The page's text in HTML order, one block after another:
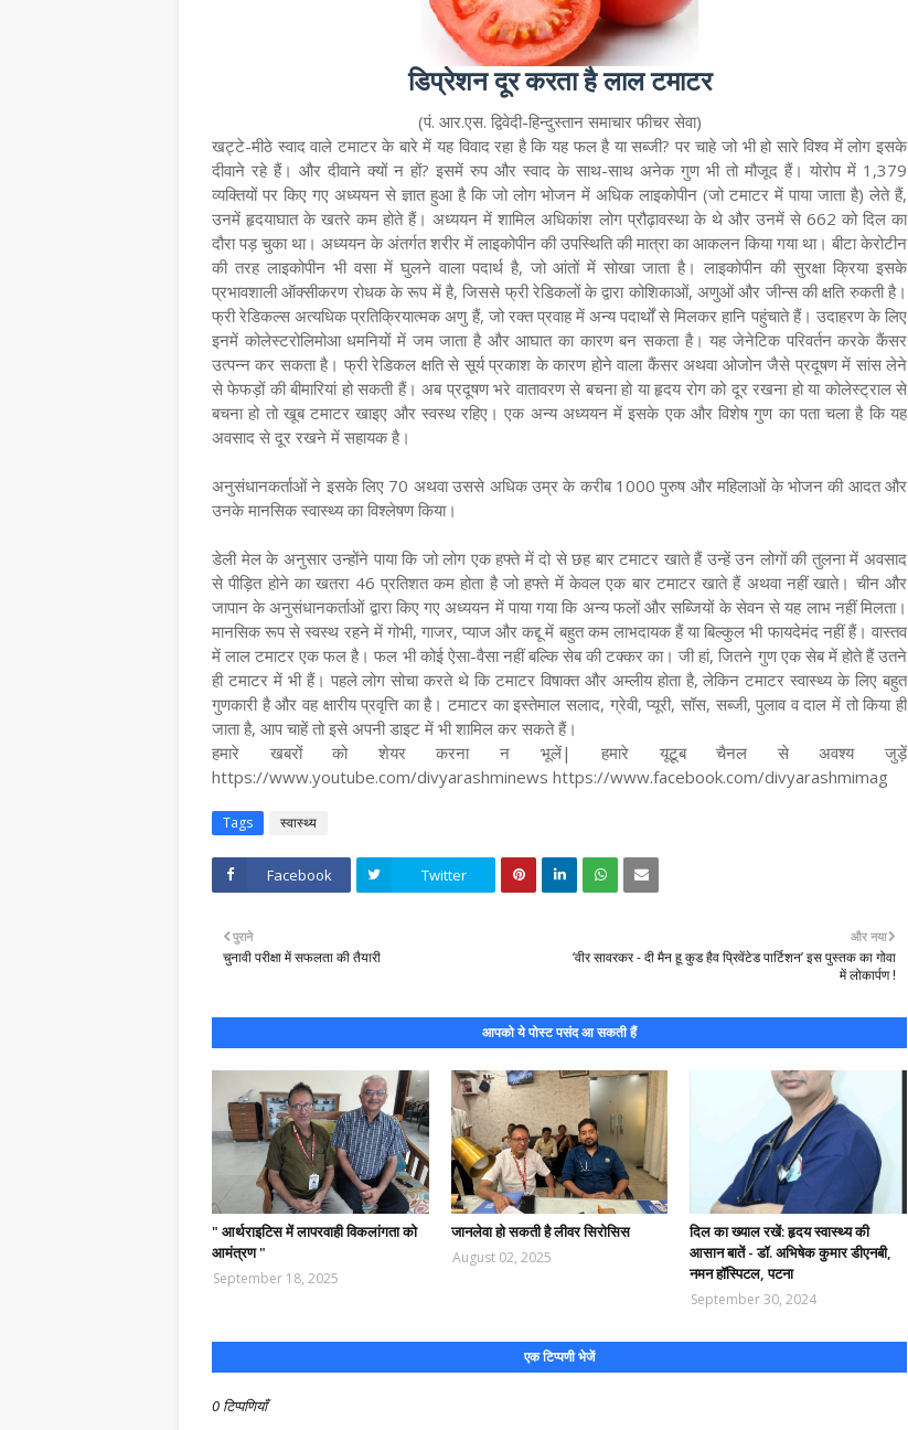
डिप्रेशन दूर करता है लाल टमाटर
(पं. आर.एस. द्विवेदी-हिन्दुस्तान समाचार फीचर सेवा)
खट्टे-मीठे स्वाद वाले टमाटर के बारे में यह विवाद रहा है कि यह फल है या सब्जी? पर चाहे जो भी हो सारे विश्व में लोग इसके
दीवाने रहे हैं। और दीवाने क्यों न हों? इसमें रुप और स्वाद के साथ-साथ अनेक गुण भी तो मौजूद हैं। योरोप में 1,379
व्यक्तियों पर किए गए अध्ययन से ज्ञात हुआ है कि जो लोग भोजन में अधिक लाइकोपीन (जो टमाटर में पाया जाता है) लेते हैं,
उनमें हृदयाघात के खतरे कम होते हैं। अध्ययन में शामिल अधिकांश लोग प्रौढ़ावस्था के थे और उनमें से 662 को दिल का
दौरा पड़ चुका था। अध्ययन के अंतर्गत शरीर में लाइकोपीन की उपस्थिति की मात्रा का आकलन किया गया था। बीटा केरोटीन
की तरह लाइकोपीन भी वसा में घुलने वाला पदार्थ है, जो आंतों में सोखा जाता है। लाइकोपीन की सुरक्षा क्रिया इसके
प्रभावशाली ऑक्सीकरण रोधक के रूप में है, जिससे फ्री रेडिकलों के द्वारा कोशिकाओं, अणुओं और जीन्स की क्षति रुकती है।
फ्री रेडिकल्स अत्यधिक प्रतिक्रियात्मक अणु हैं, जो रक्त प्रवाह में अन्य पदार्थों से मिलकर हानि पहुंचाते हैं। उदाहरण के लिए
इनमें कोलेस्टरोलिमोआ धमनियों में जम जाता है और आघात का कारण बन सकता है। यह जेनेटिक परिवर्तन करके कैंसर
उत्पन्न कर सकता है। फ्री रेडिकल क्षति से सूर्य प्रकाश के कारण होने वाला कैंसर अथवा ओजोन जैसे प्रदूषण में सांस लेने
से फेफड़ों की बीमारियां हो सकती हैं। अब प्रदूषण भरे वातावरण से बचना हो या हृदय रोग को दूर रखना हो या कोलेस्ट्राल से
बचना हो तो खूब टमाटर खाइए और स्वस्थ रहिए। एक अन्य अध्ययन में इसके एक और विशेष गुण का पता चला है कि यह
अवसाद से दूर रखने में सहायक है।
अनुसंधानकर्ताओं ने इसके लिए 70 अथवा उससे अधिक उम्र के करीब 1000 पुरुष और महिलाओं के भोजन की आदत और
उनके मानसिक स्वास्थ्य का विश्लेषण किया।
डेली मेल के अनुसार उन्होंने पाया कि जो लोग एक हफ्ते में दो से छह बार टमाटर खाते हैं उन्हें उन लोगों की तुलना में अवसाद
से पीड़ित होने का खतरा 46 प्रतिशत कम होता है जो हफ्ते में केवल एक बार टमाटर खाते हैं अथवा नहीं खाते। चीन और
जापान के अनुसंधानकर्ताओं द्वारा किए गए अध्ययन में पाया गया कि अन्य फलों और सब्जियों के सेवन से यह लाभ नहीं मिलता।
मानसिक रूप से स्वस्थ रहने में गोभी, गाजर, प्याज और कद्दू में बहुत कम लाभदायक हैं या बिल्कुल भी फायदेमंद नहीं हैं। वास्तव
में लाल टमाटर एक फल है। फल भी कोई ऐसा-वैसा नहीं बल्कि सेब की टक्कर का। जी हां, जितने गुण एक सेब में होते हैं उतने
ही टमाटर में भी हैं। पहले लोग सोचा करते थे कि टमाटर विषाक्त और अम्लीय होता है, लेकिन टमाटर स्वास्थ्य के लिए बहुत
गुणकारी है और वह क्षारीय प्रवृत्ति का है। टमाटर का इस्तेमाल सलाद, ग्रेवी, प्यूरी, सॉस, सब्जी, पुलाव व दाल में तो किया ही
जाता है, आप चाहें तो इसे अपनी डाइट में भी शामिल कर सकते हैं।
हमारे खबरों को शेयर करना न भूलें| हमारे यूटूब चैनल से अवश्य जुड़ें
https://www.youtube.com/divyarashminews https://www.facebook.com/divyarashmimag
Tags स्वास्थ्य
Facebook Twitter
और नया
‘वीर सावरकर - दी मैन हू कुड हैव प्रिवेंटेड पार्टिशन’ इस पुस्तक का गोवा
में लोकार्पण !
पुराने
चुनावी परीक्षा में सफलता की तैयारी
आपको ये पोस्ट पसंद आ सकती हैं
" आर्थराइटिस में लापरवाही विकलांगता को
आमंत्रण "
September 18, 2025
जानलेवा हो सकती है लीवर सिरोसिस
August 02, 2025
दिल का ख्याल रखें: हृदय स्वास्थ्य की
आसान बातें - डॉ. अभिषेक कुमार डीएनबी,
नमन हॉस्पिटल, पटना
September 30, 2024
एक टिप्पणी भेजें
0 टिप्पणियाँ